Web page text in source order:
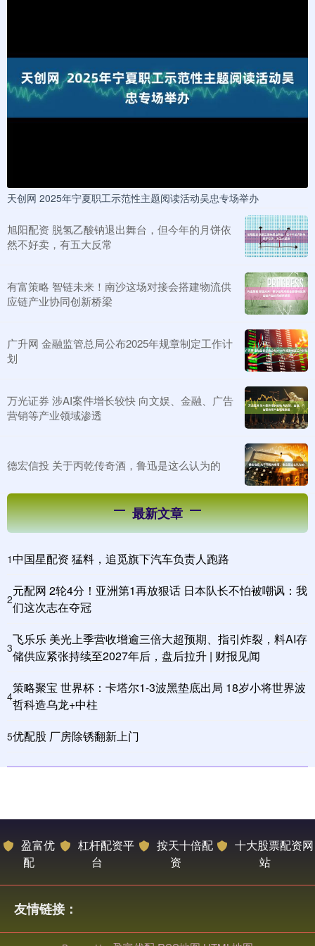
天创网 2025年宁夏职工示范性主题阅读活动吴忠专场举办
旭阳配资 脱氢乙酸钠退出舞台，但今年的月饼依
然不好卖，有五大反常
有富策略 智链未来！南沙这场对接会搭建物流供
应链产业协同创新桥梁
广升网 金融监管总局公布2025年规章制定工作计
划
万光证券 涉AI案件增长较快 向文娱、金融、广告
营销等产业领域渗透
德宏信投 关于丙乾传奇酒，鲁迅是这么认为的
最新文章
1中国星配资 猛料，追觅旗下汽车负责人跑路
2
元配网 2轮4分！亚洲第1再放狠话 日本队长不怕被嘲讽：我
们这次志在夺冠
3
飞乐乐 美光上季营收增逾三倍大超预期、指引炸裂，料AI存
储供应紧张持续至2027年后，盘后拉升 | 财报见闻
4
策略聚宝 世界杯：卡塔尔1-3波黑垫底出局 18岁小将世界波
哲科造乌龙+中柱
5优配股 厂房除锈翻新上门
盈富优
配
杠杆配资平
台
按天十倍配
资
十大股票配资网
站
友情链接：